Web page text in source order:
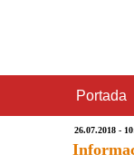
Portada
26.07.2018 -